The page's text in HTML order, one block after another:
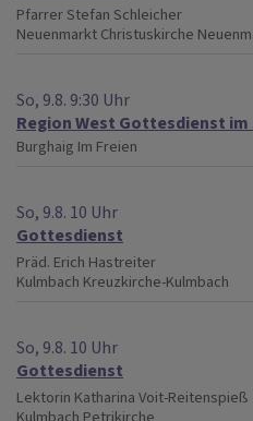
Pfarrer Stefan Schleicher
Neuenmarkt Christuskirche
So, 9.8. 9:30 Uhr
Region West Gottesdienst
Burghaig Im Freien
So, 9.8. 10 Uhr
Gottesdienst
Präd. Erich Hastreiter
Kulmbach Kreuzkirche-Kulmbach
So, 9.8. 10 Uhr
Gottesdienst
Lektorin Katharina Voit-Reitenspieß
Kulmbach Petrikirche